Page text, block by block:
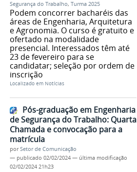
Segurança do Trabalho, Turma 2025
Podem concorrer bacharéis das
áreas de Engenharia, Arquitetura
e Agronomia. O curso é gratuito e
ofertado na modalidade
presencial. Interessados têm até
23 de fevereiro para se
candidatar; seleção por ordem de
inscrição
Localizado em Notícias
Pós-graduação em Engenharia
de Segurança do Trabalho: Quarta
Chamada e convocação para a
matrícula
porSetor de Comunicação
— publicado 02/02/2024 — última modificação
02/02/2024 21h23